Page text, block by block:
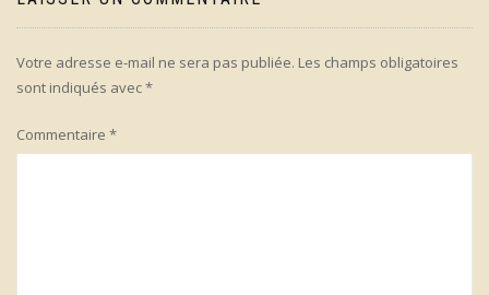
Votre adresse e-mail ne sera pas publiée. Les champs obligatoires
sont indiqués avec*
Commentaire *